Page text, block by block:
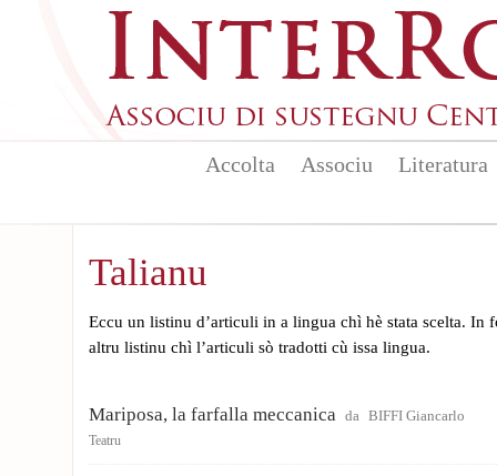
Accolta Associu Literatura
Talianu
Eccu un listinu d’articuli in a lingua chì hè stata scelta. In
altru listinu chì l’articuli sò tradotti cù issa lingua.
Mariposa, la farfalla meccanica da BIFFI Giancarlo
Teatru